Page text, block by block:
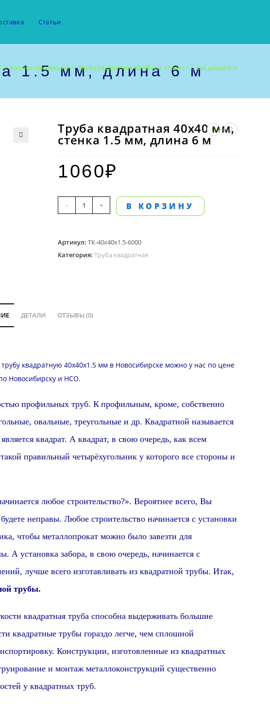
Статьи
1.5 мм, длина 6 м
> Каталог продукции > Труба квадратная 40х40 мм, стенка 1.5 мм, длина 6 м
Труба квадратная 40х40 мм,
стенка 1.5 мм, длина 6 м
1060₽
Количество
товара
квадратная
40х40
мм,
- + В КОРЗИНУ
Артикул:ТК-40х40х1.5-6000
Категория:Труба квадратная
ДЕТАЛИ ОТЗЫВЫ (0)
квадратную 40х40х1.5 мм в Новосибирске можно у нас по цене
Новосибирску и НСО.
профильных труб. К профильным, кроме, собственно
овальные, треугольные и др. Квадратной называется
квадрат. А квадрат, в свою очередь, как всем
правильный четырёхугольник у которого все стороны и
любое строительство?». Вероятнее всего, Вы
неправы. Любое строительство начинается с установки
чтобы металлопрокат можно было завезти для
А установка забора, в свою очередь, начинается с
лучше всего изготавливать из квадратной трубы. Итак,
трубы.
квадратная труба способна выдерживать большие
квадратные трубы гораздо легче, чем сплошной
Конструкции, изготовленные из квадратных
и монтаж металлоконструкций существенно
у квадратных труб.